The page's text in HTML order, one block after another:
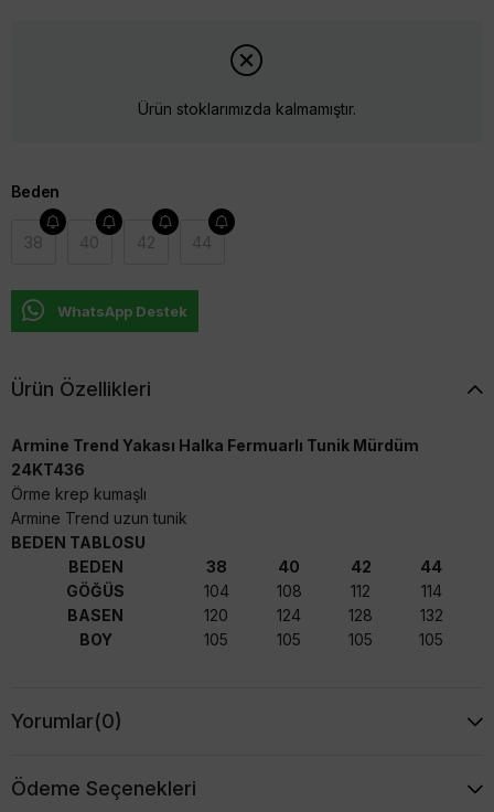
Ürün stoklarımızda kalmamıştır.
Beden
38 40 42 44
WhatsApp Destek
Ürün Özellikleri
Armine Trend Yakası Halka Fermuarlı Tunik Mürdüm
24KT436
Örme krep kumaşlı
Armine Trend uzun tunik
BEDEN TABLOSU
BEDEN
38 40 42
44
GÖĞÜS
104 108 112
114
BASEN
120 124 128
132
BOY
105 105 105 105
Yorumlar(0)
Ödeme Seçenekleri